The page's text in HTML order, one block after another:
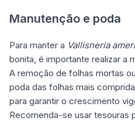
Manutenção e poda
Para manter a Vallisneria
bonita, é importante realizar a
A remoção de folhas mortas
poda das folhas mais
para garantir o crescimento
Recomenda-se usar tesouras